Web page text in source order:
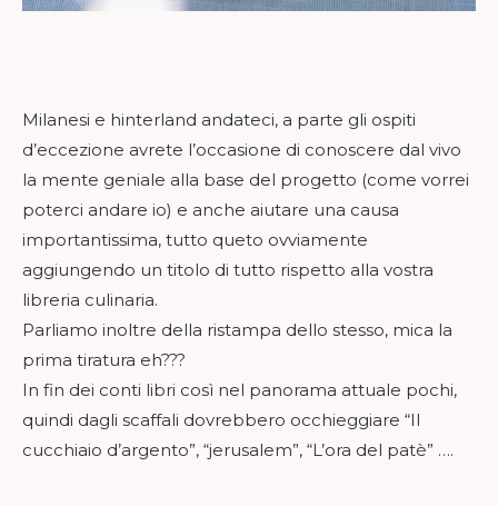
Milanesi e hinterland andateci, a parte gli ospiti
d’eccezione avrete l’occasione di conoscere dal vivo
la mente geniale alla base del progetto (come vorrei
poterci andare io) e anche aiutare una causa
importantissima, tutto queto ovviamente
aggiungendo un titolo di tutto rispetto alla vostra
libreria culinaria.
Parliamo inoltre della ristampa dello stesso, mica la
prima tiratura eh???
In fin dei conti libri così nel panorama attuale pochi,
quindi dagli scaffali dovrebbero occhieggiare “Il
cucchiaio d’argento”, “jerusalem”, “L’ora del patè” ….